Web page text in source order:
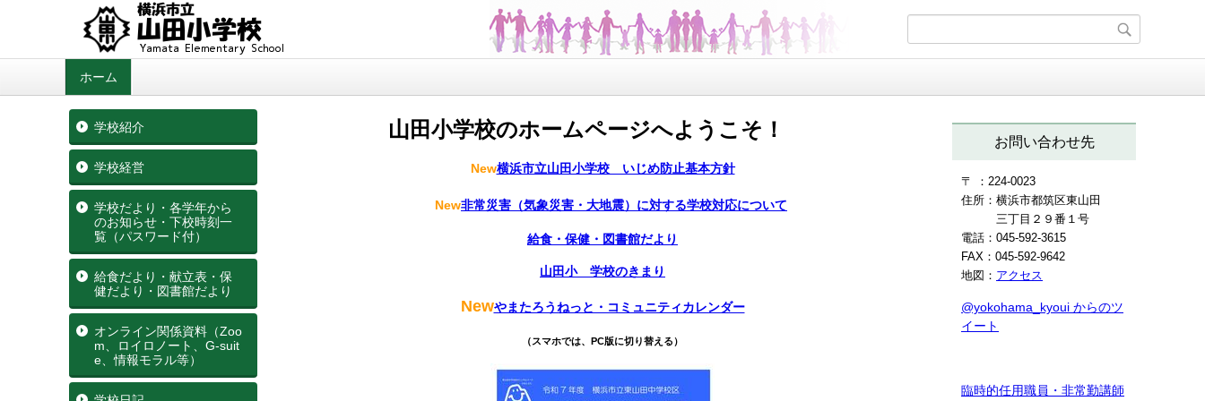
ホーム
学校紹介
学校経営
学校だより・各学年から
のお知らせ・下校時刻一
覧（パスワード付）
給食だより・献立表・保
健だより・図書館だより
オンライン関係資料（Zoo
m、ロイロノート、G‐suit
e、情報モラル等）
山田小学校のホームページへようこそ！
New横浜市立山田小学校 いじめ防止基本方針
New非常災害（気象災害・大地震）に対する学校対応について
給食・保健・図書館だより
山田小 学校のきまり
Newやまたろうねっと・コミュニティカレンダー
（スマホでは、PC版に切り替える）
お問い合わせ先
〒 ：224-0023
住所：横浜市都筑区東山田
三丁目２９番１号
電話：045-592-3615
FAX：045-592-9642
地図： アクセス
@yokohama_kyoui からのツ
イート
臨時的任用職員・非常勤講師